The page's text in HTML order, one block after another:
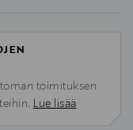
toimituksen
Lue lisää